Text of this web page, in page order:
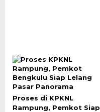
Proses di KPKNL
Rampung, Pemkot Siap